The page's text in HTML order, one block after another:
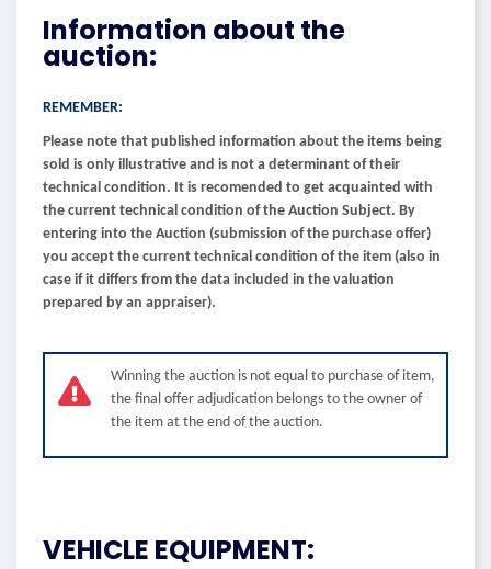
Information about the
auction:
REMEMBER:
Please note that published information about the items being
sold is only illustrative and is not a determinant of their
technical condition. It is recomended to get acquainted with
the current technical condition of the Auction Subject. By
entering into the Auction (submission of the purchase offer)
you accept the current technical condition of the item (also in
case if it differs from the data included in the valuation
prepared by an appraiser).
Winning the auction is not equal to purchase of item,
the final offer adjudication belongs to the owner of
the item at the end of the auction.
VEHICLE EQUIPMENT: